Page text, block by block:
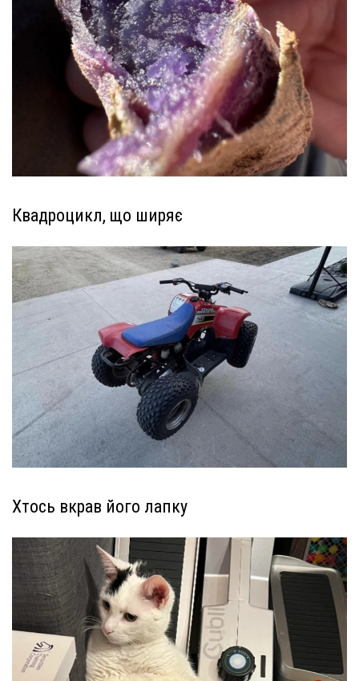
Квадроцикл, що ширяє
Хтось вкрав його лапку